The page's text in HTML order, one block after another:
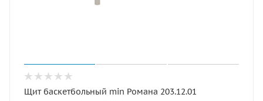
Щит баскетбольный min Романа 203.12.01